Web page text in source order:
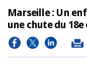
Marseille : Un
une chute du 18e